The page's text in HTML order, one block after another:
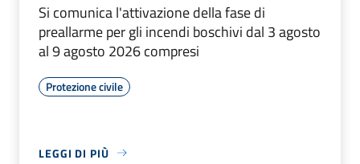
Si comunica l'attivazione della fase di
preallarme per gli incendi boschivi dal 3 agosto
al 9 agosto 2026 compresi
Protezione civile
LEGGI DI PIÙ